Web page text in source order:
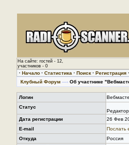
На сайте: гостей - 12,
участников - 0
· Начало · Статистика · Поиск · Регистрация ·
Клубный Форум —› Об участнике
Логин
Статус
Редактор
Дата регистрации
26 Фев
E-mail
Послать
Откуда
Россия